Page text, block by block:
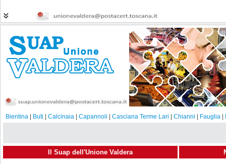
Bientina Buti Calcinaia Capannoli Casciana Terme Lari Chianni Fauglia
Il Suap dell'Unione Valdera